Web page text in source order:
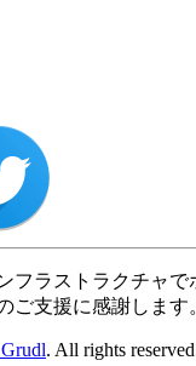
フラストラクチャで
ご支援に感謝します
. All rights